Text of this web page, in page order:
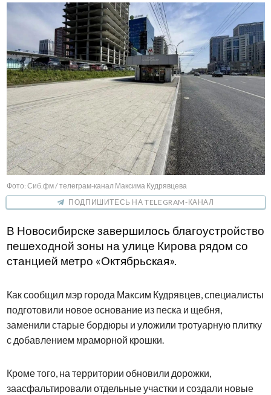
Фото: Сиб.фм / телеграм-канал Максима Кудрявцева
ПОДПИШИТЕСЬ НА TELEGRAM-КАНАЛ
В Новосибирске завершилось благоустройство
пешеходной зоны на улице Кирова рядом со
станцией метро «Октябрьская».
Как сообщил мэр города Максим Кудрявцев, специалисты
подготовили новое основание из песка и щебня,
заменили старые бордюры и уложили тротуарную плитку
с добавлением мраморной крошки.
Кроме того, на территории обновили дорожки,
заасфальтировали отдельные участки и создали новые